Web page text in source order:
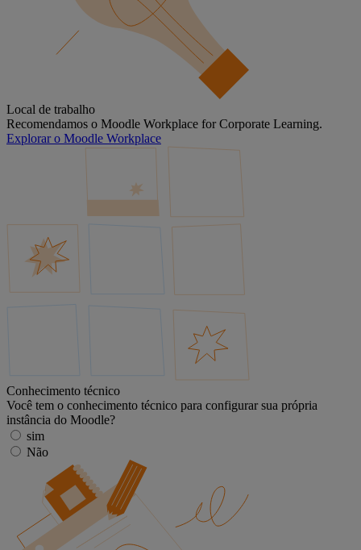
Local de trabalho
Recomendamos o Moodle Workplace for Corporate Learning.
Explorar o Moodle Workplace
Conhecimento técnico
Você tem o conhecimento técnico para configurar sua própria
instância do Moodle?
sim
Não